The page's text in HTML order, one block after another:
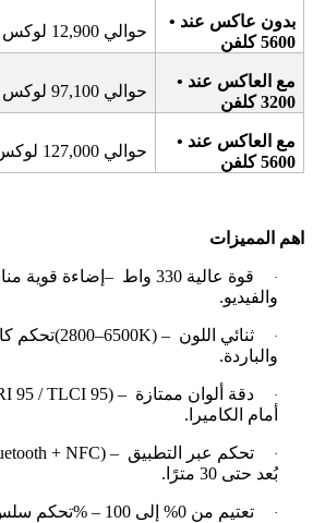
• بدون عاكس عند
5600 كلفن
حوالي 12,900 لوكس على مسافة 1 متر
• مع العاكس عند
3200 كلفن
حوالي 97,100 لوكس على مسافة 1 متر
• مع العاكس عند
5600 كلفن
حوالي 127,000 لوكس على مسافة 1 متر
اهم المميزات
· قوة عالية 330 واط – إضاءة قوية
والفيديو.
· ثنائي اللون (2800–6500K) –تحكم
والباردة.
· دقة ألوان ممتازة 95 / TLCI 95) –
أمام الكاميرا .
· تحكم عبر التطبيق + NFC) –
بُعد حتى 30 مترًا
.
· تعتيم من 0% إلى 100 % –تحكم